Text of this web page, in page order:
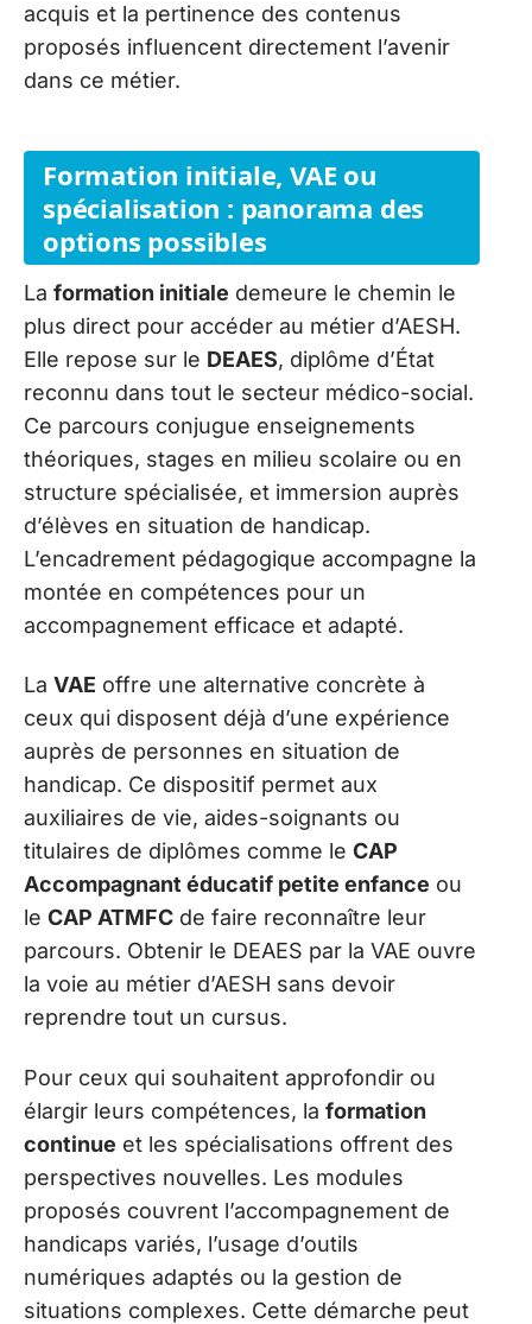
acquis et la pertinence des contenus
proposés influencent directement l’avenir
dans ce métier.
Formation initiale, VAE ou
spécialisation : panorama des
options possibles
La formation initiale demeure le chemin le
plus direct pour accéder au métier d’AESH.
Elle repose sur le DEAES, diplôme d’État
reconnu dans tout le secteur médico-social.
Ce parcours conjugue enseignements
théoriques, stages en milieu scolaire ou en
structure spécialisée, et immersion auprès
d’élèves en situation de handicap.
L’encadrement pédagogique accompagne la
montée en compétences pour un
accompagnement efficace et adapté.
La VAE offre une alternative concrète à
ceux qui disposent déjà d’une expérience
auprès de personnes en situation de
handicap. Ce dispositif permet aux
auxiliaires de vie, aides-soignants ou
titulaires de diplômes comme le CAP
Accompagnant éducatif petite enfance ou
le CAP ATMFC de faire reconnaître leur
parcours. Obtenir le DEAES par la VAE ouvre
la voie au métier d’AESH sans devoir
reprendre tout un cursus.
Pour ceux qui souhaitent approfondir ou
élargir leurs compétences, la formation
continue et les spécialisations offrent des
perspectives nouvelles. Les modules
proposés couvrent l’accompagnement de
handicaps variés, l’usage d’outils
numériques adaptés ou la gestion de
situations complexes. Cette démarche peut